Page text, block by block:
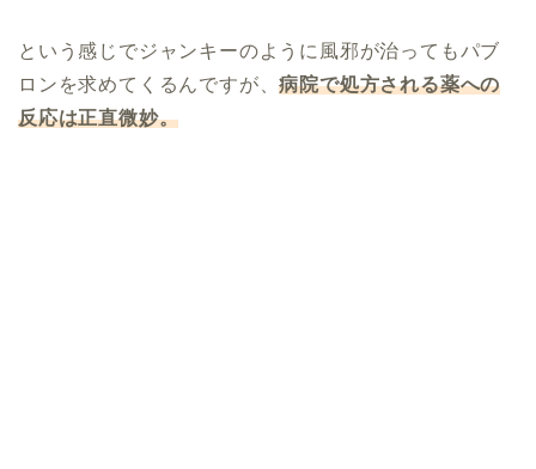
という感じでジャンキーのように風邪が治ってもパブ
ロンを求めてくるんですが、病院で処方される薬への
反応は正直微妙。